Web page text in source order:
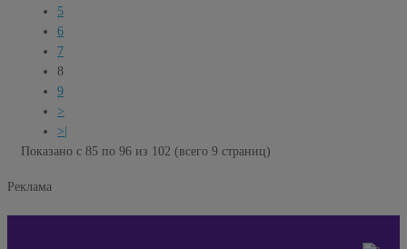
5
6
7
8
9
>
>|
Показано с 85 по 96 из 102 (всего 9 страниц)
Реклама